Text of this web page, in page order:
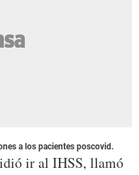
a los pacientes poscovid.
ir al IHSS, llamó